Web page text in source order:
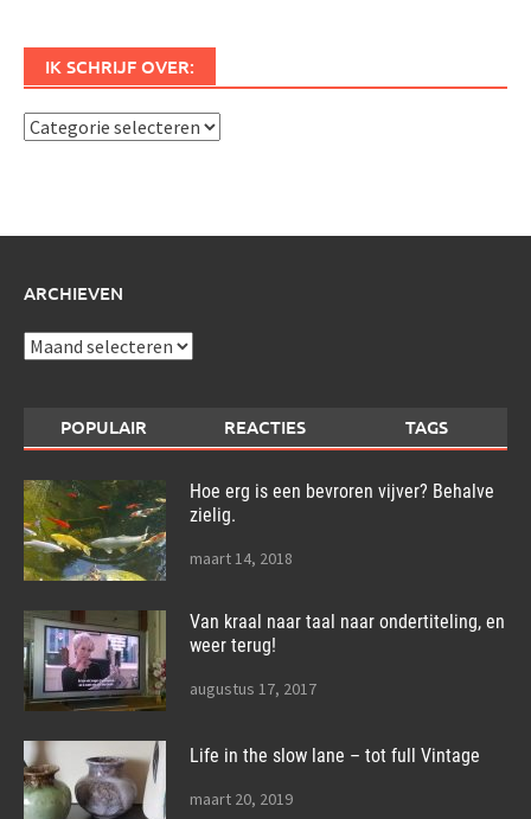
IK SCHRIJF OVER:
Ik
ARCHIEVEN
Archieven
POPULAIR REACTIES TAGS
Hoe erg is een bevroren vijver? Behalve
zielig.
maart 14, 2018
Van kraal naar taal naar ondertiteling, en
weer terug!
augustus 17, 2017
Life in the slow lane – tot full Vintage
maart 20, 2019